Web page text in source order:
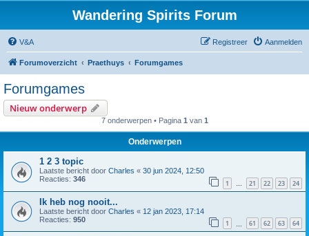
Wandering Spirits Forum
V&A Aanmelden
Registreer
Forumoverzicht Praethuys Forumgames
Forumgames
Nieuw onderwerp
7 onderwerpen • Pagina 1 van 1
Onderwerpen
1 2 3 topic
Laatste bericht door Charles « 30 jun 2024, 12:50
Reacties: 346 1 … 21 22 23 24
Ik heb nog nooit...
Laatste bericht door Charles « 12 jan 2023, 17:14
Reacties: 950 1 61 62 63 64